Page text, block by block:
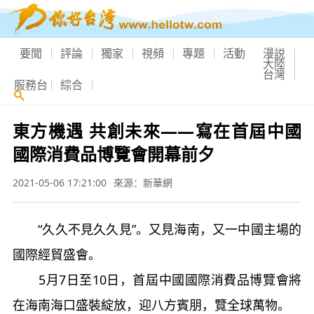
要聞 評論 獨家 視頻 專題 活動 漫説
大陸
台灣
服務台 綜合
東方機遇 共創未來——寫在首屆中國
國際消費品博覽會開幕前夕
2021-05-06 17:21:00 來源：新華網
“久久不見久久見”。又見海南，又一中國主場的
國際經貿盛會。
5月7日至10日，首屆中國國際消費品博覽會將
在海南海口盛裝綻放，迎八方賓朋，覽全球萬物。